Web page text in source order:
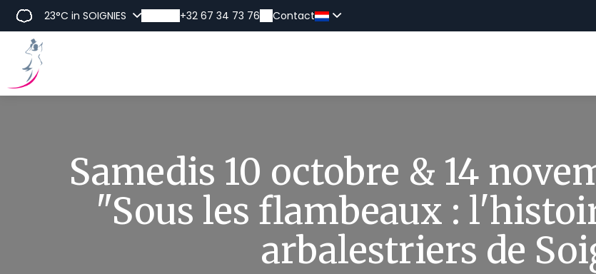
23°C in SOIGNIES +32 67 34 73 76 Contact
Samedis 10 octobre & 14
"Sous les flambeaux :
arbalestriers de